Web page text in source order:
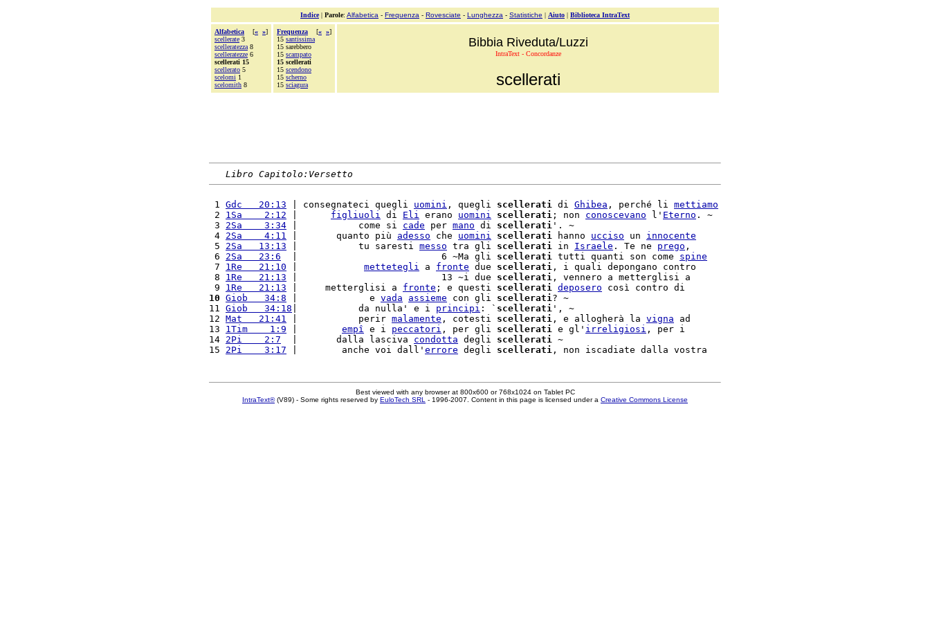
Indice| Parole: Alfabetica - Frequenza - Rovesciate - Lunghezza - Statistiche | Aiuto | Biblioteca IntraText
Alfabetica [« »]
scellerate 3
scelleratezza 8
scelleratezze 6
scellerati 15
scellerato 5
scelomi 1
scelomith 8
Frequenza [« »]
15 santissima
15 sarebbero
15 scampato
15 scellerati
15 scendono
15 scherno
15 sciagura
Bibbia Riveduta/Luzzi
IntraText - Concordanze
scellerati
Libro Capitolo:Versetto
1 Gdc   20:13 | consegnateci quegli uomini , quegli scellerati di Ghibea , perché li mettiamo
2 1Sa    2:12 figliuoli di Eli erano uomini scellerati ; non conoscevano l' Eterno . ~
3 2Sa    3:34 |           come si cade per mano di scellerati '. ~
4 2Sa    4:11 |       quanto più adesso che uomini scellerati hanno ucciso un innocente
5 2Sa   13:13 |           tu saresti messo tra gli scellerati in Israele . Te ne prego ,
6 2Sa   23:6
  |                          6 ~Ma gli
scellerati tutti quanti son come spine
7 1Re   21:10 mettetegli a fronte due scellerati , i quali depongano contro
8 1Re   21:13 |                          13 ~i due scellerati , vennero a metterglisi a
9 1Re   21:13 |     metterglisi a fronte ; e questi scellerati deposero
10 Giob   34:8 |             e vada assieme con gli scellerati? ~
11 Giob   34:18 |           da nulla' e i principi : ` scellerati ', ~
12 Mat   21:41 |           perir malamente , cotesti scellerati , e allogherà la vigna ad
13 1Tim    1:9 empî e i peccatori , per gli scellerati e gl' irreligiosi , per i
14 2Pi    2:7
  |       dalla lasciva
condotta degli scellerati ~
15 2Pi    3:17 |        anche voi dall' errore degli scellerati
Best viewed with any browser at 800x600 or 768x1024 on Tablet PC
IntraText®(V89) - Some rights reserved by EuloTech SRL - 1996-2007. Content in this page is licensed under a Creative Commons License